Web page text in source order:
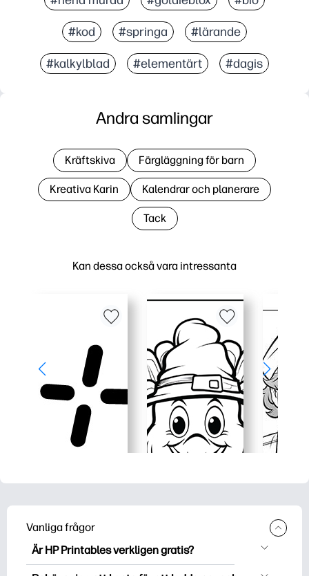
#kod #springa #lärande
#kalkylblad #elementärt #dagis
Kan dessa också vara intressanta
Andra samlingar
Kräftskiva Färgläggning för barn
Kreativa Karin Kalendrar och planerare
Tack
Vanliga frågor
Är HP Printables verkligen gratis?
HP Printables erbjuder över 2500 gratis